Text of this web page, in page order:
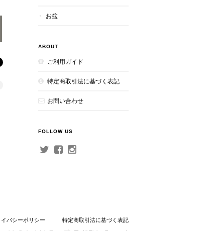
お盆
ABOUT
ご利用ガイド
特定商取引法に基づく表記
お問い合わせ
FOLLOW US
イバシーポリシー 特定商取引法に基づく表記